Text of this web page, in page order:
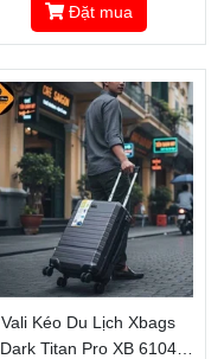
Đặt mua
Vali Kéo Du Lịch Xbags
Dark Titan Pro XB 6104